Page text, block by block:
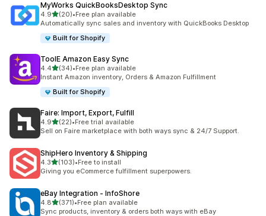
MyWorks QuickBooksDesktop Sync
4.9เต็ม 5 ดาว
(20)
ทั้งหมด 20 รีวิว
•Free plan available
Automatically sync sales and inventory with QuickBooks Desktop
Built for Shopify
ToolE Amazon Easy Sync
4.4เต็ม 5 ดาว
(34)
ทั้งหมด 34 รีวิว
•Free plan available
Instant Amazon inventory, Orders & Amazon Fulfillment
Built for Shopify
Faire: Import, Export, Fulfill
4.9เต็ม 5 ดาว
(22)
ทั้งหมด 22 รีวิว
•Free trial available
Sell on Faire marketplace with both ways sync & 24/7 Support.
ShipHero Inventory & Shipping
4.3เต็ม 5 ดาว
(103)
ทั้งหมด 103 รีวิว
•Free to install
Giving you eCommerce fulfillment superpowers.
eBay Integration ‑ InfoShore
4.8เต็ม 5 ดาว
(371)
ทั้งหมด 371 รีวิว
•Free plan available
Sync products, inventory & orders both ways with eBay